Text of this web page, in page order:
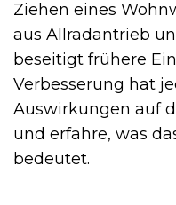
Ziehen eines
aus Allradantrieb
beseitigt frühere
Verbesserung hat
Auswirkungen auf
und erfahre, was
bedeutet.